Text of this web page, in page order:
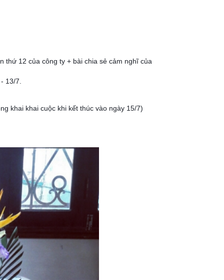
thứ 12 của công ty + bài chia sẻ cảm nghĩ của
13/7.
khai khai cuộc khi kết thúc vào ngày 15/7)